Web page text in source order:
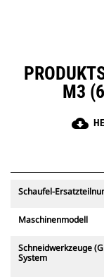
M3
cloud_download
Schaufel-
Maschinenmodell
Schneidwerkzeuge
System